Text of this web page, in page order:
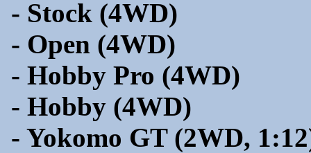
- Stock (4WD)
- Open (4WD)
- Hobby Pro (4WD)
- Hobby (4WD)
- Yokomo GT (2WD,